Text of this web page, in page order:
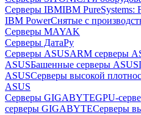
Серверы IBMIBM PureSystems:
IBM PowerСнятые с
Серверы MAYAK
Серверы ДатаРу
Серверы ASUSARM серверы
ASUSБашенные серверы ASUS
ASUSСерверы высокой
ASUS
Серверы GIGABYTEGPU-
серверы GIGABYTEСерверы